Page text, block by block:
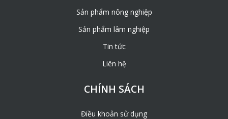
Sản phẩm nông nghiệp
Sản phẩm lâm nghiệp
Tin tức
Liên hệ
CHÍNH SÁCH
Điều khoản sử dụng